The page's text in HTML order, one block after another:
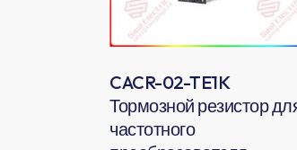
CACR-02-TE1K
Тормозной резистор
частотного